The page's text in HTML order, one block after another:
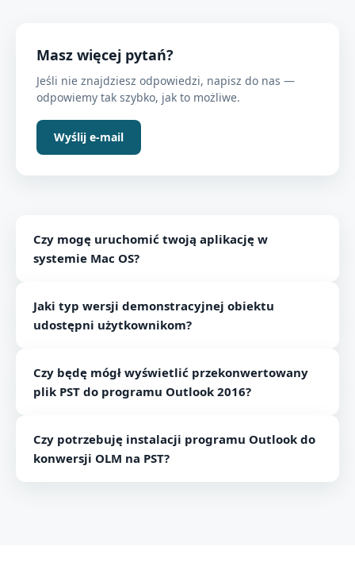
Masz więcej pytań?
Jeśli nie znajdziesz odpowiedzi, napisz do nas —
odpowiemy tak szybko, jak to możliwe.
Wyślij e-mail
Czy mogę uruchomić twoją aplikację w
systemie Mac OS?
zarówno dla użytkowników Windows, jak i Mac.
Jaki typ wersji demonstracyjnej obiektu
udostępni użytkownikom?
narzędzie i jego funkcje, konwertując 10 elementów
danych z pliku OLM.
Czy będę mógł wyświetlić przekonwertowany
plik PST do programu Outlook 2016?
przekonwertowanego pliku PST w dowolnej wersji
programu Outlook.
Czy potrzebuję instalacji programu Outlook do
konwersji OLM na PST?